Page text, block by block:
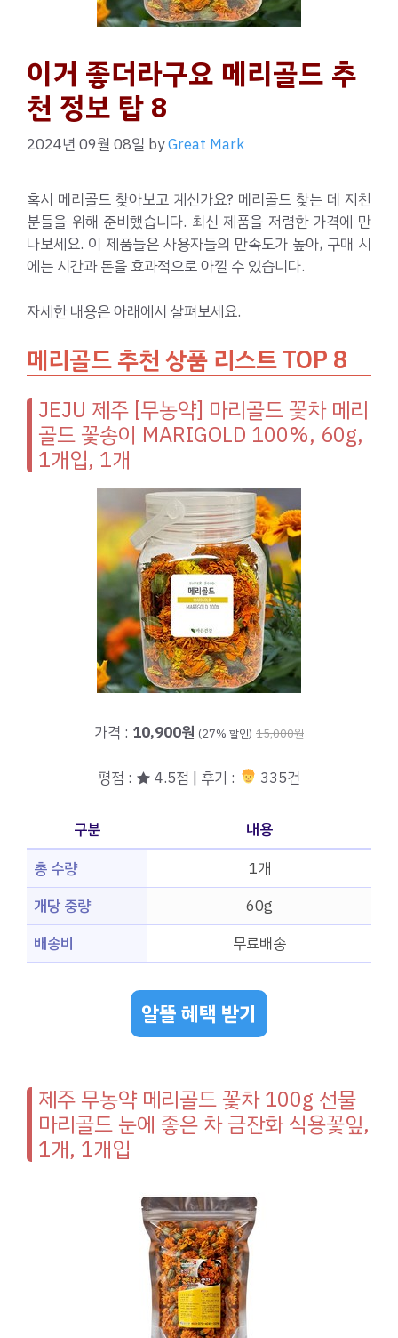
이거 좋더라구요 메리골드 추
천 정보 탑 8
2024년 09월 08일 byGreat Mark
혹시 메리골드 찾아보고 계신가요? 메리골드 찾는 데 지친
분들을 위해 준비했습니다. 최신 제품을 저렴한 가격에 만
나보세요. 이 제품들은 사용자들의 만족도가 높아, 구매 시
에는 시간과 돈을 효과적으로 아낄 수 있습니다.
자세한 내용은 아래에서 살펴보세요.
메리골드 추천 상품 리스트 TOP 8
JEJU 제주 [무농약] 마리골드 꽃차 메리
골드 꽃송이 MARIGOLD 100%, 60g,
1개입, 1개
가격 : 10,900원 (27% 할인) 15,000원
평점 : ★ 4.5점 | 후기 : 335건
구분
내용
총 수량
1개
개당 중량
60g
배송비
무료배송
알뜰 혜택 받기
제주 무농약 메리골드 꽃차 100g 선물
마리골드 눈에 좋은 차 금잔화 식용꽃잎,
1개, 1개입